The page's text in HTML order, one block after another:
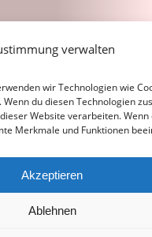
verwalten
wir Technologien wie
du diesen Technologien
Website verarbeiten.
Merkmale und Funktionen
Akzeptieren
Ablehnen